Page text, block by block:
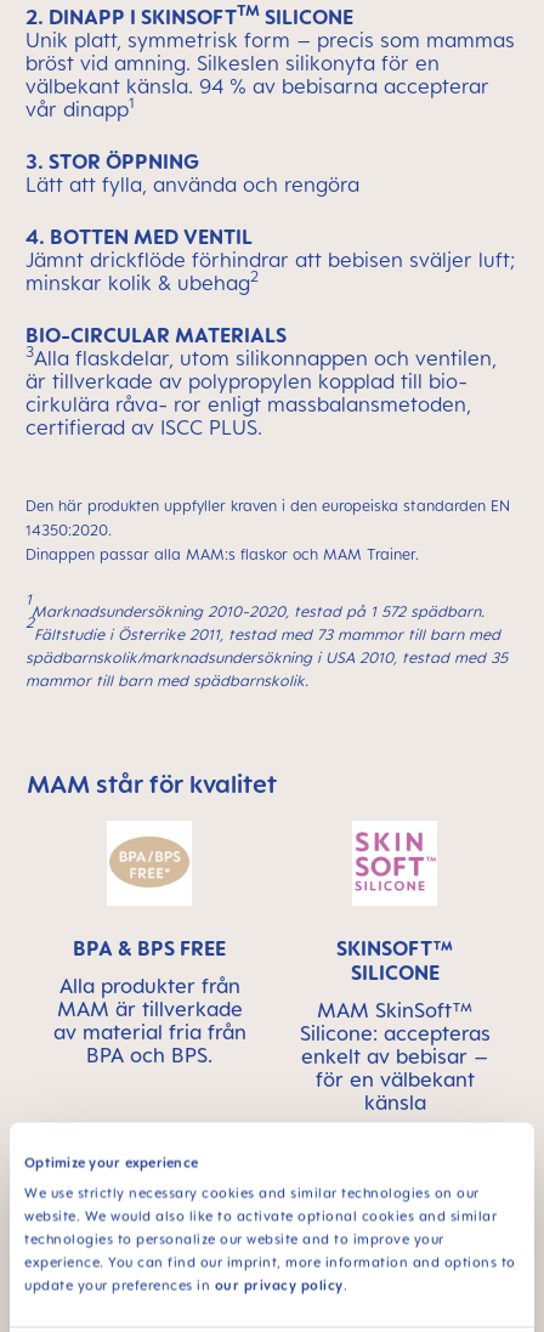
Optimize your experience
We use strictly necessary cookies and similar technologies on our
website. We would also like to activate optional cookies and similar
technologies to personalize our website and to improve your
experience. You can find our imprint, more information and options to
update your preferences in our privacy policy.
2. DINAPP I SKINSOFTTM SILICONE
Unik platt, symmetrisk form – precis som mammas
bröst vid amning. Silkeslen silikonyta för en
välbekant känsla. 94 % av bebisarna accepterar
vår dinapp1
3. STOR ÖPPNING
Lätt att fylla, använda och rengöra
4. BOTTEN MED VENTIL
Jämnt drickflöde förhindrar att bebisen sväljer luft;
minskar kolik & ubehag2
BIO-CIRCULAR MATERIALS
3Alla flaskdelar, utom silikonnappen och ventilen,
är tillverkade av polypropylen kopplad till bio-
cirkulära råva- ror enligt massbalansmetoden,
certifierad av ISCC PLUS.
Den här produkten uppfyller kraven i den europeiska standarden EN
14350:2020.
Dinappen passar alla MAM:s flaskor och MAM Trainer.
1
Marknadsundersökning 2010-2020, testad på 1 572 spädbarn.
2
Fältstudie i Österrike 2011, testad med 73 mammor till barn med
spädbarnskolik/marknadsundersökning i USA 2010, testad med 35
mammor till barn med spädbarnskolik.
Skip MAM Means Quality Icon Bar
MAM står för kvalitet
BPA & BPS FREE
Alla produkter från
MAM är tillverkade
av material fria från
BPA och BPS.
SKINSOFT™
SILICONE
MAM SkinSoft™
Silicone: accepteras
enkelt av bebisar –
för en välbekant
känsla
Produkten har en
Flödeshastighet 0:
lämplig för alla